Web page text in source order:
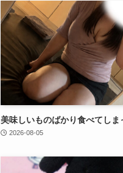
美味しいものばかり食べてしま
2026-08-05